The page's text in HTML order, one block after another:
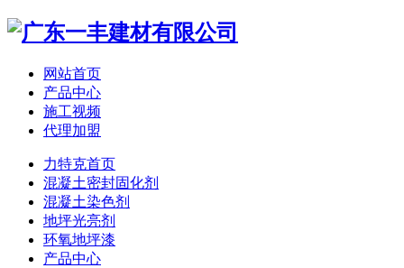
网站首页
产品中心
施工视频
代理加盟
力特克首页
混凝土密封固化剂
混凝土染色剂
地坪光亮剂
环氧地坪漆
产品中心